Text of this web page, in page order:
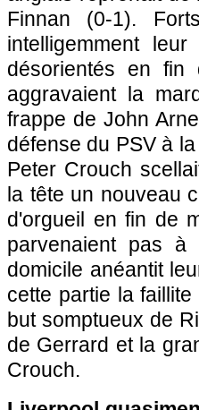
Finnan (0-1).
intelligemment
désorientés en fin
aggravaient la
frappe de John
défense du PSV à
Peter Crouch
la tête un nouveau
d'orgueil en fin de
parvenaient pas à
domicile anéantit
cette partie la
but somptueux de
de Gerrard et la
Crouch.